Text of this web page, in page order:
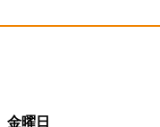
金曜日